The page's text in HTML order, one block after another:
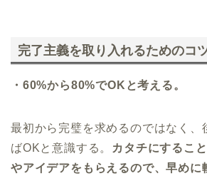
完了主義を取り入れるためのコ
・60%から80%でOKと考える。
最初から完璧を求めるのではなく、
ばOKと意識する。
カタチにするこ
やアイデアをもらえるので、早めに